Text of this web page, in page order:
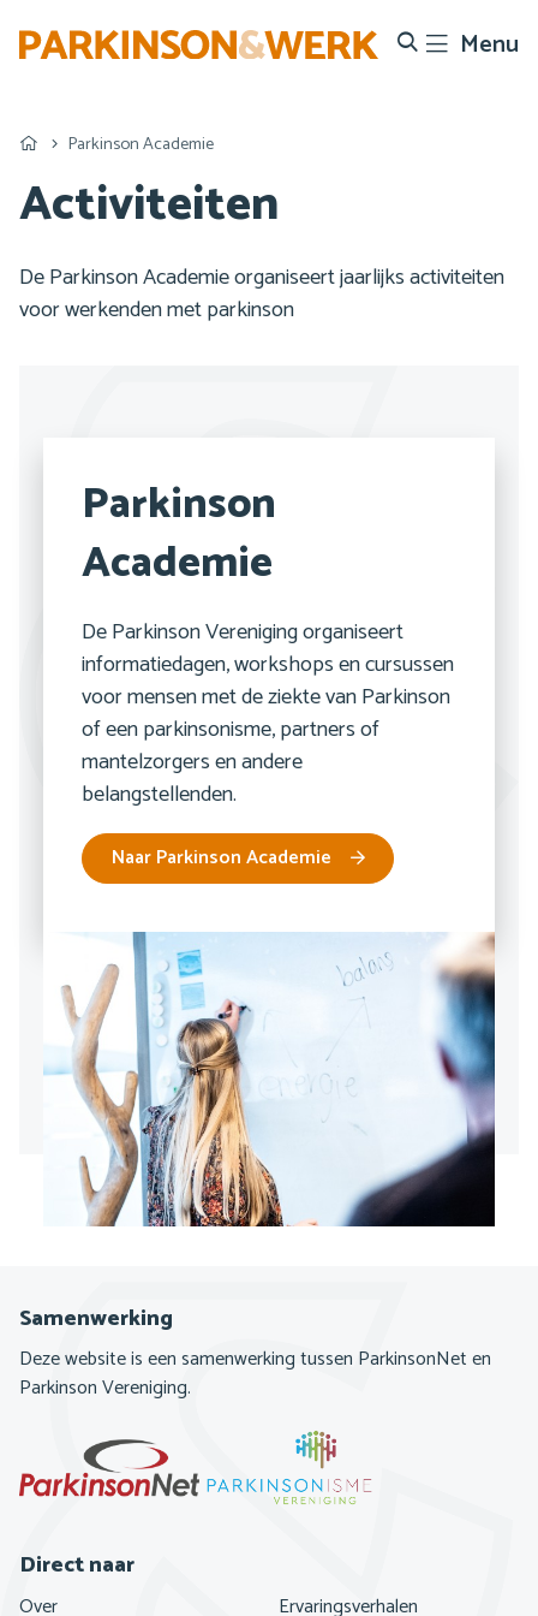
SearchMenu
Parkinson Academie
Activiteiten
De Parkinson Academie organiseert jaarlijks activiteiten
voor werkenden met parkinson
Parkinson
Academie
De Parkinson Vereniging organiseert
informatiedagen, workshops en cursussen
voor mensen met de ziekte van Parkinson
of een parkinsonisme, partners of
mantelzorgers en andere
belangstellenden.
Naar Parkinson Academie
Samenwerking
Deze website is een samenwerking tussen ParkinsonNet en
Parkinson Vereniging.
Direct naar
Footer
Over Ervaringsverhalen